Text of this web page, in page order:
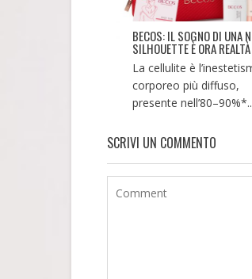
BECOS: IL SOGNO DI UNA
SILHOUETTE È ORA REALTÀ
La cellulite è
corporeo più diffuso,
presente
SCRIVI UN COMMENTO